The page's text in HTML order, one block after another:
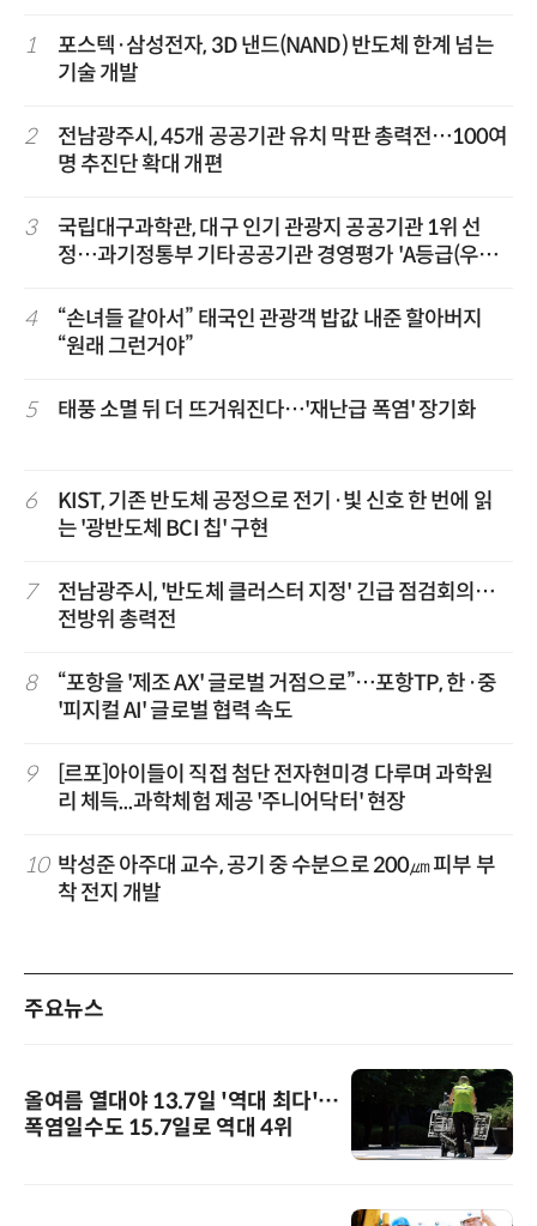
1
포스텍·삼성전자, 3D 낸드(NAND) 반도체 한계 넘는
기술 개발
2
전남광주시, 45개 공공기관 유치 막판 총력전…100여
명 추진단 확대 개편
3
국립대구과학관, 대구 인기 관광지 공공기관 1위 선
정…과기정통부 기타공공기관 경영평가 'A등급(우수)'
4
“손녀들 같아서” 태국인 관광객 밥값 내준 할아버지
“원래 그런거야”
5 태풍 소멸 뒤 더 뜨거워진다…'재난급 폭염' 장기화
6
KIST, 기존 반도체 공정으로 전기·빛 신호 한 번에 읽
는 '광반도체 BCI 칩' 구현
7
전남광주시, '반도체 클러스터 지정' 긴급 점검회의…
전방위 총력전
8
“포항을 '제조 AX' 글로벌 거점으로”…포항TP, 한·중
'피지컬 AI' 글로벌 협력 속도
9
[르포]아이들이 직접 첨단 전자현미경 다루며 과학원
리 체득...과학체험 제공 '주니어닥터' 현장
10 박성준 아주대 교수, 공기 중 수분으로 200㎛ 피부 부
착 전지 개발
주요뉴스
올여름 열대야 13.7일 '역대 최다'…
폭염일수도 15.7일로 역대 4위